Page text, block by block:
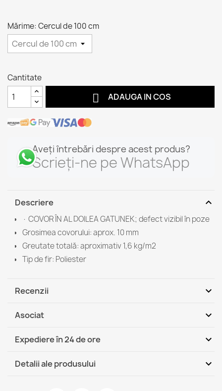
Mărime: Cercul de 100 cm
Cantitate
 ADAUGA IN COS
Aveți întrebări despre acest produs?
Scrieți-ne pe WhatsApp
Descriere expand_more
· COVOR ÎN AL DOILEA GATUNEK; defect vizibil în poze
Grosimea covorului: aprox. 10 mm
Greutate totală: aproximativ 1,6 kg/m2
Tip de fir: Poliester
Recenzii expand_more
Asociat expand_more
Expediere în 24 de ore expand_more
DHL / GLS România - Ramburs (COD)
Detalii ale produsului expand_more